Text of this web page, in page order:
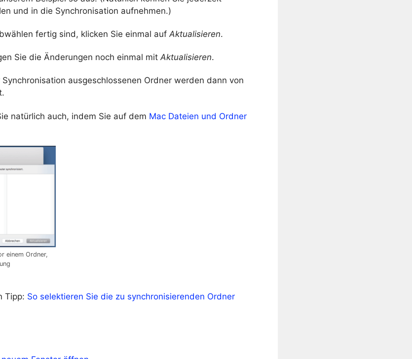
und in die Synchronisation aufnehmen.)
fertig sind, klicken Sie einmal aufAktualisieren.
Sie die Änderungen noch einmal mitAktualisieren.
ausgeschlossenen Ordner werden dann von
natürlich auch, indem Sie auf dem Mac Dateien und Ordner
einem Ordner,
Tipp: So selektieren Sie die zu synchronisierenden Ordner